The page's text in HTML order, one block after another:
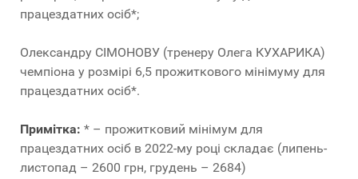
працездатних осіб*;
Олександру СІМОНОВУ (тренеру Олега КУХАРИКА)
чемпіона у розмірі 6,5 прожиткового мінімуму для
працездатних осіб*.
Примітка: * – прожитковий мінімум для
працездатних осіб в 2022-му році складає (липень-
листопад – 2600 грн, грудень – 2684)